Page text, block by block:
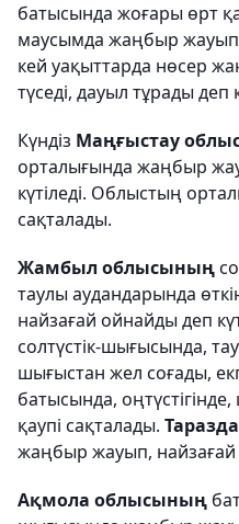
батысында жоғары өрт
маусымда жаңбыр жауып,
кей уақыттарда нөсер
түседі, дауыл тұрады деп
Күндіз Маңғыстау
орталығында жаңбыр
күтіледі. Облыстың
сақталады.
Жамбыл облысының
таулы аудандарында
найзағай ойнайды деп
солтүстік-шығысында,
шығыстан жел соғады,
батысында,
қаупі сақталады. Таразда
жаңбыр жауып, найзағай
Ақмола облысының